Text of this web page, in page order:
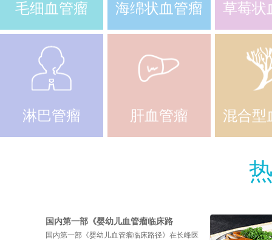
毛细血管瘤 海绵状血管瘤 草莓状
淋巴管瘤 肝血管瘤 混合型
国内第一部《婴幼儿血管瘤临床路
国内第一部《婴幼儿血管瘤临床路径》在长峰医